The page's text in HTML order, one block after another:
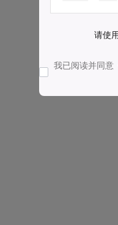
请使
我已阅读并同意